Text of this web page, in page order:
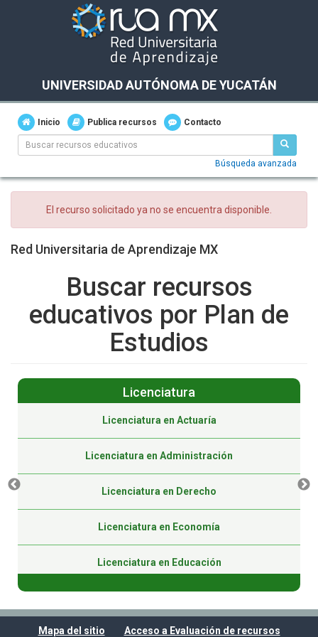
UNIVERSIDAD AUTÓNOMA DE YUCATÁN
Inicio Publica recursos Contacto
Búsqueda avanzada
El recurso solicitado ya no se encuentra disponible.
Red Universitaria de Aprendizaje MX
Buscar recursos
educativos por Plan de
Estudios
Licenciatura
Licenciatura en Actuaría
Licenciatura en Administración
Licenciatura en Derecho
Licenciatura en Economía
Licenciatura en Educación
Licenciatura en Gestión Pública (Virtual)
Mapa del sitio Acceso a Evaluación de recursos